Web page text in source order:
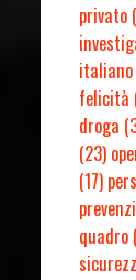
privato
italiano
felicità
droga
(23)
(17)
quadro